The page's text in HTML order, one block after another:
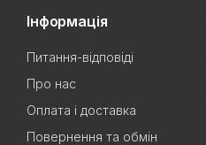
Інформація
Питання-відповіді
Про нас
Оплата і доставка
Повернення та обмін